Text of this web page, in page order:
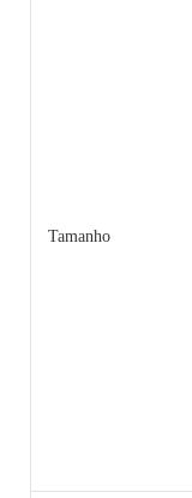
Tamanho